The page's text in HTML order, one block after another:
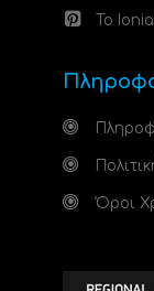
Το
Όροι